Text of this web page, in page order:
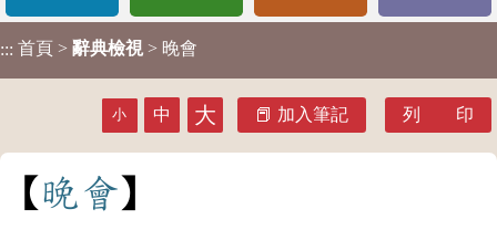
::: 首頁 > 辭典檢視 > 晚會
小 中 大 加入筆記 列 印
晚會